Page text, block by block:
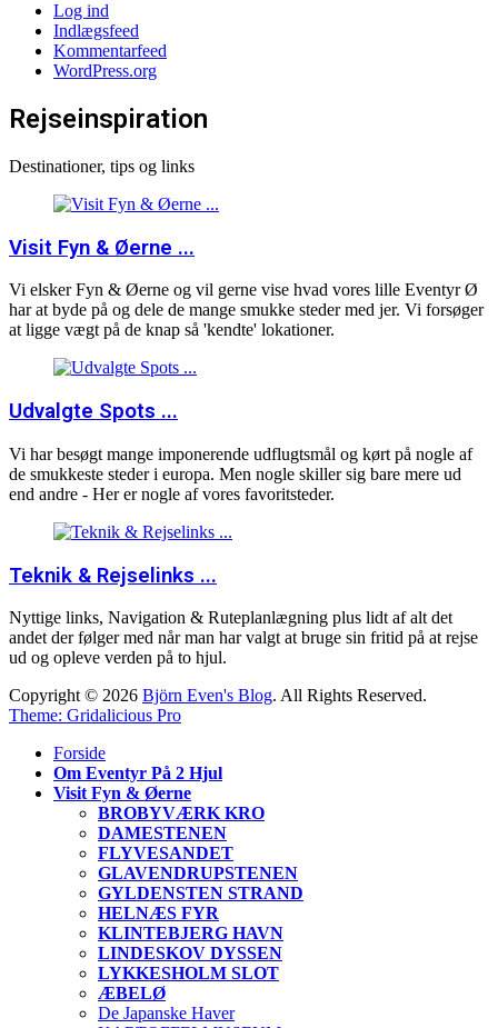
Log ind
Indlægsfeed
Kommentarfeed
WordPress.org
Rejseinspiration
Destinationer, tips og links
Visit Fyn & Øerne ...
Vi elsker Fyn & Øerne og vil gerne vise hvad vores lille Eventyr Ø
har at byde på og dele de mange smukke steder med jer. Vi forsøger
at ligge vægt på de knap så 'kendte' lokationer.
Udvalgte Spots ...
Vi har besøgt mange imponerende udflugtsmål og kørt på nogle af
de smukkeste steder i europa. Men nogle skiller sig bare mere ud
end andre - Her er nogle af vores favoritsteder.
Teknik & Rejselinks ...
Nyttige links, Navigation & Ruteplanlægning plus lidt af alt det
andet der følger med når man har valgt at bruge sin fritid på at rejse
ud og opleve verden på to hjul.
Copyright © 2026 Björn Even's Blog. All Rights Reserved.
Theme: Gridalicious Pro
Forside
Om Eventyr På 2 Hjul
Visit Fyn & Øerne
BROBYVÆRK KRO
DAMESTENEN
FLYVESANDET
GLAVENDRUPSTENEN
GYLDENSTEN STRAND
HELNÆS FYR
KLINTEBJERG HAVN
LINDESKOV DYSSEN
LYKKESHOLM SLOT
ÆBELØ
De Japanske Haver